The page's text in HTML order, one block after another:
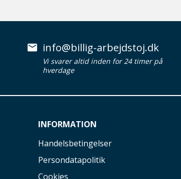
info@billig-arbejdstoj.dk
Vi svarer altid inden for 24 timer på
hverdage
INFORMATION
Handelsbetingelser
Persondatapolitik
Cookies